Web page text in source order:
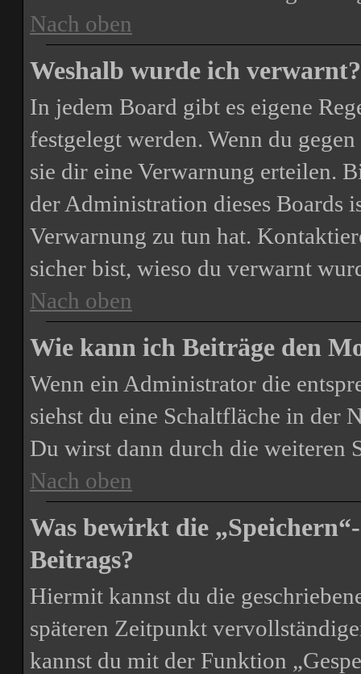
Nach oben
Weshalb wurde ich verwarnt?
In jedem Board gibt es eigene
festgelegt werden. Wenn du
sie dir eine Verwarnung erteilen.
der Administration dieses Boards
Verwarnung zu tun hat.
sicher bist, wieso du verwarnt
Nach oben
Wie kann ich Beiträge den
Wenn ein Administrator die
siehst du eine Schaltfläche in der
Du wirst dann durch die weiteren
Nach oben
Was bewirkt die
Beitrags?
Hiermit kannst du die
späteren Zeitpunkt
kannst du mit der Funktion